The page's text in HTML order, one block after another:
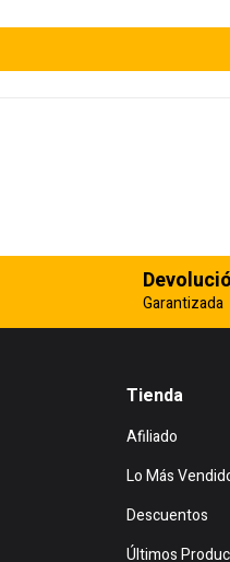
Garantizada
Tienda
Afiliado
Lo Más
Descuentos
Últimos